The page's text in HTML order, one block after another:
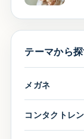
テーマから
メガネ
コンタクトレ